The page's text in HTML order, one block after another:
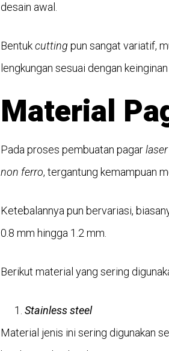
desain awal.
Bentukcutting pun sangat variatif,
lengkungan sesuai dengan
Material
Pada proses pembuatan pagar
non ferro, tergantung kemampuan
Ketebalannya pun bervariasi,
0.8 mm hingga 1.2 mm.
Berikut material yang sering
Stainless steel
Material jenis ini sering digunakan